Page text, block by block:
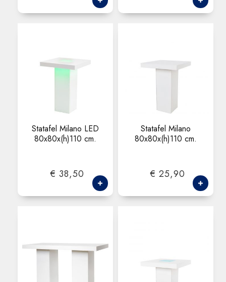
Statafel Milano LED
80x80x(h)110 cm.
€ 38,50
Statafel Milano
80x80x(h)110 cm.
€ 25,90